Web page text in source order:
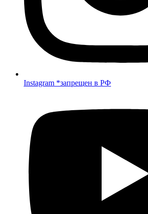
Instagram *запрещен в РФ